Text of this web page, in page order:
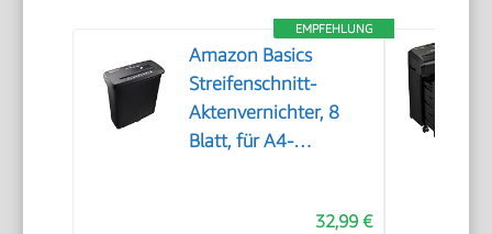
EMPFEHLUNG
Amazon Basics
Streifenschnitt-
Aktenvernichter, 8
Blatt, für A4-
Auffangbehälter,32,99 €